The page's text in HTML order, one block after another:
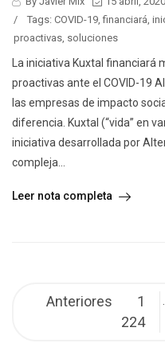
/
Tags: COVID-19,financiará,
proactivas, soluciones
La iniciativa Kuxtal financiará
proactivas ante el COVID-19
las empresas de impacto
diferencia. Kuxtal (“vida” en
iniciativa desarrollada por
compleja...
Leer nota completa
Posts
pagination
Anteriores 1
224